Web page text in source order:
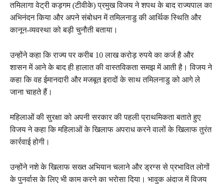
तमिलागा वेट्री कड़गम (टीवीके) प्रमुख विजय ने शपथ के बाद राज्यपाल का
अभिनंदन किया और अपने संबोधन में तमिलनाडु की आर्थिक स्थिति और
कानून-व्यवस्था को बड़ी चुनौती बताया।
उन्होंने कहा कि राज्य पर करीब 10 लाख करोड़ रुपये का कर्ज है और
शासन में आने के बाद ही हालात की वास्तविकता समझ में आती है। विजय ने
कहा कि वह ईमानदारी और मजबूत इरादों के साथ तमिलनाडु को आगे ले
जाना चाहते हैं।
महिलाओं की सुरक्षा को अपनी सरकार की पहली प्राथमिकता बताते हुए
विजय ने कहा कि महिलाओं के खिलाफ अपराध करने वालों के खिलाफ तुरंत
कार्रवाई होगी।
उन्होंने नशे के खिलाफ सख्त अभियान चलाने और ड्रग्स से प्रभावित लोगों
के पुनर्वास के लिए भी काम करने का भरोसा दिया। भावुक अंदाज में विजय